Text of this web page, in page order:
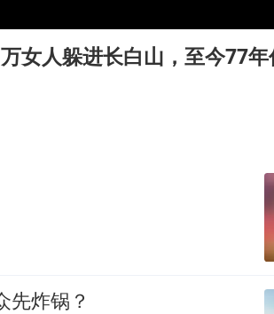
押注鲜羊赛道
就怕六爷挂一颗”
、幸福一脉相承
女人躲进长白山，至今77
先炸锅？